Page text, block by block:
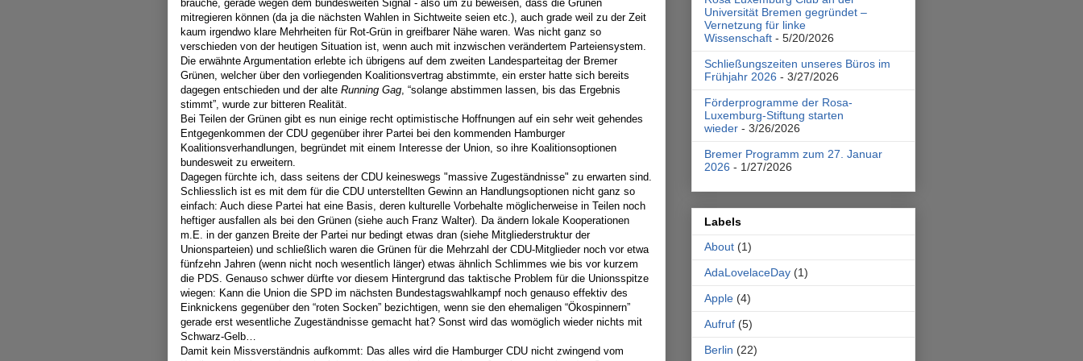
brauche, gerade wegen dem bundesweiten Signal - also um zu beweisen, dass die Grünen
mitregieren können (da ja die nächsten Wahlen in Sichtweite seien etc.), auch grade weil zu der Zeit
kaum irgendwo klare Mehrheiten für Rot-Grün in greifbarer Nähe waren. Was nicht ganz so
verschieden von der heutigen Situation ist, wenn auch mit inzwischen verändertem Parteiensystem.
Die erwähnte Argumentation erlebte ich übrigens auf dem zweiten Landesparteitag der Bremer
Grünen, welcher über den vorliegenden Koalitionsvertrag abstimmte, ein erster hatte sich bereits
dagegen entschieden und der alte Running Gag, “solange abstimmen lassen, bis das Ergebnis
stimmt”, wurde zur bitteren Realität.
Bei Teilen der Grünen gibt es nun einige recht optimistische Hoffnungen auf ein sehr weit gehendes
Entgegenkommen der CDU gegenüber ihrer Partei bei den kommenden Hamburger
Koalitionsverhandlungen, begründet mit einem Interesse der Union, so ihre Koalitionsoptionen
bundesweit zu erweitern.
Dagegen fürchte ich, dass seitens der CDU keineswegs "massive Zugeständnisse" zu erwarten sind.
Schliesslich ist es mit dem für die CDU unterstellten Gewinn an Handlungsoptionen nicht ganz so
einfach: Auch diese Partei hat eine Basis, deren kulturelle Vorbehalte möglicherweise in Teilen noch
heftiger ausfallen als bei den Grünen (siehe auch Franz Walter). Da ändern lokale Kooperationen
m.E. in der ganzen Breite der Partei nur bedingt etwas dran (siehe Mitgliederstruktur der
Unionsparteien) und schließlich waren die Grünen für die Mehrzahl der CDU-Mitglieder noch vor etwa
fünfzehn Jahren (wenn nicht noch wesentlich länger) etwas ähnlich Schlimmes wie bis vor kurzem
die PDS. Genauso schwer dürfte vor diesem Hintergrund das taktische Problem für die Unionsspitze
wiegen: Kann die Union die SPD im nächsten Bundestagswahlkampf noch genauso effektiv des
Einknickens gegenüber den “roten Socken” bezichtigen, wenn sie den ehemaligen “Ökospinnern”
gerade erst wesentliche Zugeständnisse gemacht hat? Sonst wird das womöglich wieder nichts mit
Schwarz-Gelb…
Damit kein Missverständnis aufkommt: Das alles wird die Hamburger CDU nicht zwingend vom
Universität Bremen gegründet –
Vernetzung für linke
Wissenschaft - 5/20/2026
Schließungszeiten unseres Büros im
Frühjahr 2026 - 3/27/2026
Förderprogramme der Rosa-
Luxemburg-Stiftung starten
wieder - 3/26/2026
Bremer Programm zum 27. Januar
2026 - 1/27/2026
Labels
About (1)
AdaLovelaceDay (1)
Apple (4)
Aufruf (5)
Berlin (22)